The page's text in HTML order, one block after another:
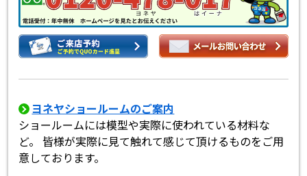
ヨネヤショールームのご案内
ショールームには模型や実際に使われている材料な
ど。 皆様が実際に見て触れて感じて頂けるものをご用
意しております。